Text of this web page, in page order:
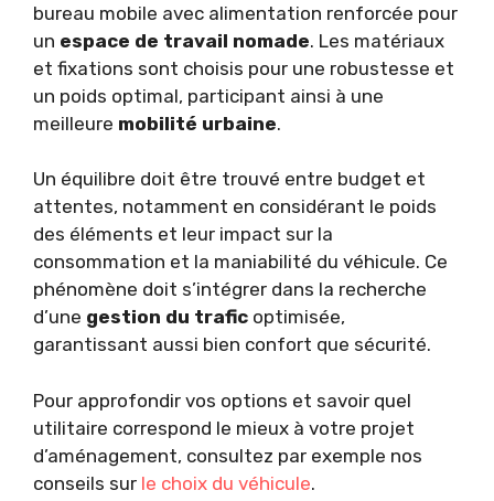
bureau mobile avec alimentation renforcée pour
un espace de travail nomade. Les matériaux
et fixations sont choisis pour une robustesse et
un poids optimal, participant ainsi à une
meilleure mobilité urbaine.
Un équilibre doit être trouvé entre budget et
attentes, notamment en considérant le poids
des éléments et leur impact sur la
consommation et la maniabilité du véhicule. Ce
phénomène doit s’intégrer dans la recherche
d’une gestion du trafic optimisée,
garantissant aussi bien confort que sécurité.
Pour approfondir vos options et savoir quel
utilitaire correspond le mieux à votre projet
d’aménagement, consultez par exemple nos
conseils sur le choix du véhicule.